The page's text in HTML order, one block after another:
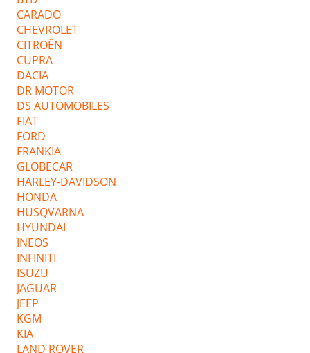
CARADO
CHEVROLET
CITROËN
CUPRA
DACIA
DR MOTOR
DS AUTOMOBILES
FIAT
FORD
FRANKIA
GLOBECAR
HARLEY-DAVIDSON
HONDA
HUSQVARNA
HYUNDAI
INEOS
INFINITI
ISUZU
JAGUAR
JEEP
KGM
KIA
LAND ROVER